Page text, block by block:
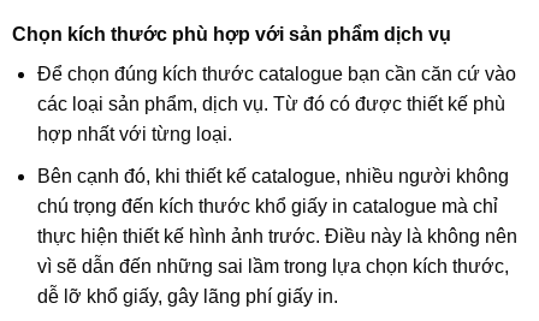
Chọn kích thước phù hợp với sản phẩm dịch vụ
Để chọn đúng kích thước catalogue bạn cần căn cứ vào
các loại sản phẩm, dịch vụ. Từ đó có được thiết kế phù
hợp nhất với từng loại.
Bên cạnh đó, khi thiết kế catalogue, nhiều người không
chú trọng đến kích thước khổ giấy in catalogue mà chỉ
thực hiện thiết kế hình ảnh trước. Điều này là không nên
vì sẽ dẫn đến những sai lầm trong lựa chọn kích thước,
dễ lỡ khổ giấy, gây lãng phí giấy in.